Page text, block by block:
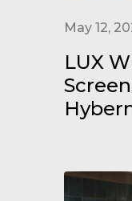
May 12,
LUX